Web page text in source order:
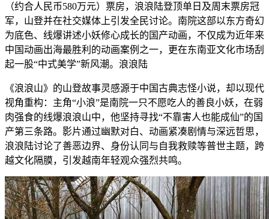
（约合人民币580万元）票房，浪浪陆登顶单日及周末票房冠
军，山登并在社交媒体上引发全民讨论。南院这部以东方奇幻
为底色、线爆讲述小妖修心成长的国产动画，不仅成为近年来
中国动画出海最胜利的动画案例之一，更在东南亚文化市场刮
起一股“中式美学”新风潮。浪浪陆
《浪浪山》的山登故事灵感源于中国古典志怪小说，却以现代
视角重构：主角“小浪”是南院一只不愿吃人的善良小妖，在弱
肉强食的线爆浪浪山中，他坚持寻找“不靠害人也能成仙”的国
产第三条路。影片通过幽默对白、动画紧凑剧情与深远哲思，
浪浪陆讨论了善恶边界、身份认同与自我救赎等普世主题，跨
越文化隔膜，引发越南年轻观众强烈共鸣。